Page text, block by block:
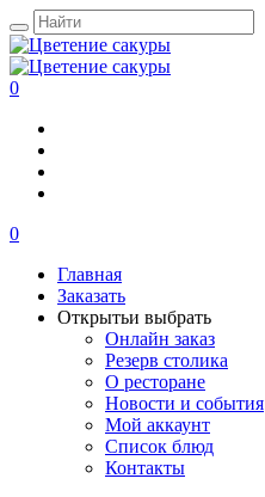
0
0
Главная
Заказать
Открытьи выбрать
Онлайн заказ
Резерв столика
О ресторане
Новости и события
Мой аккаунт
Список блюд
Контакты